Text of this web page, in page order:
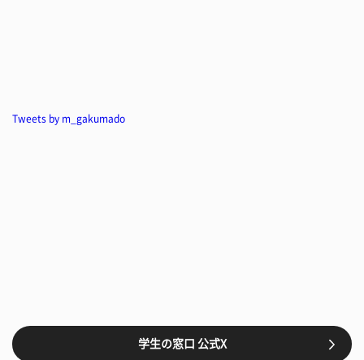
Tweets by m_gakumado
学生の窓口 公式X